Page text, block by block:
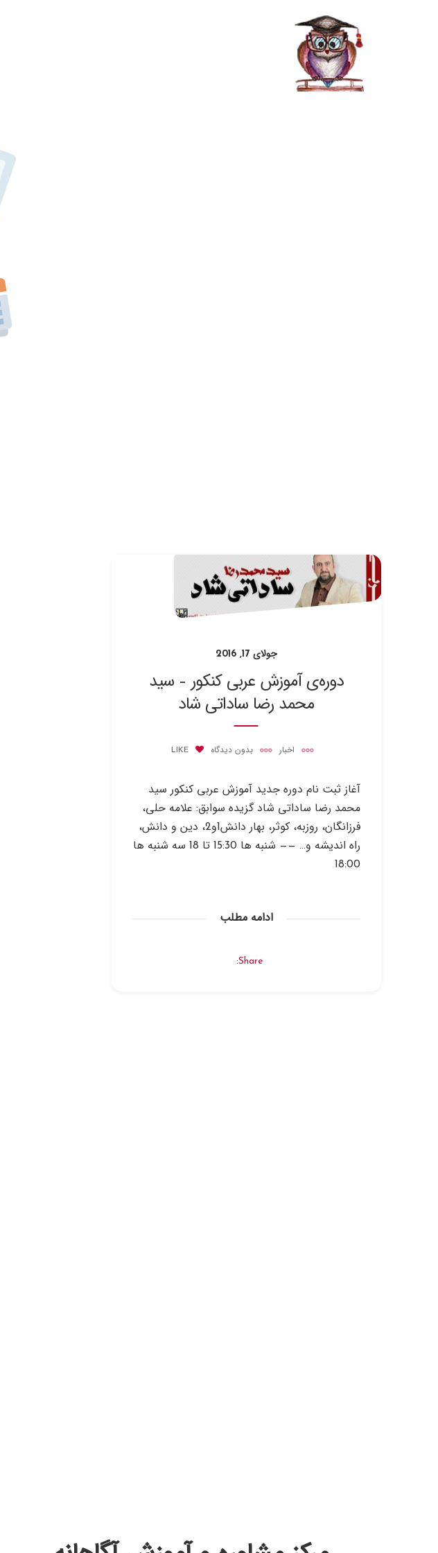
محمد رضا ساداتی شاد
جولای 17, 2016
دوره‌ی آموزش عربی کنکور – سید
محمد رضا ساداتی شاد
اخبار بدون دیدگاه LIKE
آغاز ثبت نام دوره جدید آموزش عربی کنکور سید
محمد رضا ساداتی شاد گزیده سوابق: علامه حلی،
فرزانگان، روزبه، کوثر، بهار دانش1و2، دین و دانش،
راه اندیشه و… —— شنبه ها 15:30 تا 18 سه شنبه ها
18:00
ادامه مطلب
Share: